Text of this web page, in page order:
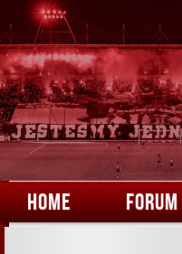
HOME